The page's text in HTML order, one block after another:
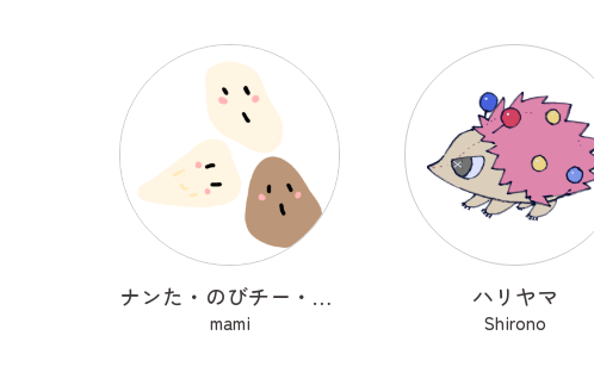
ナンた・のびチー・ショコナン
mami
ハリヤマ
Shirono